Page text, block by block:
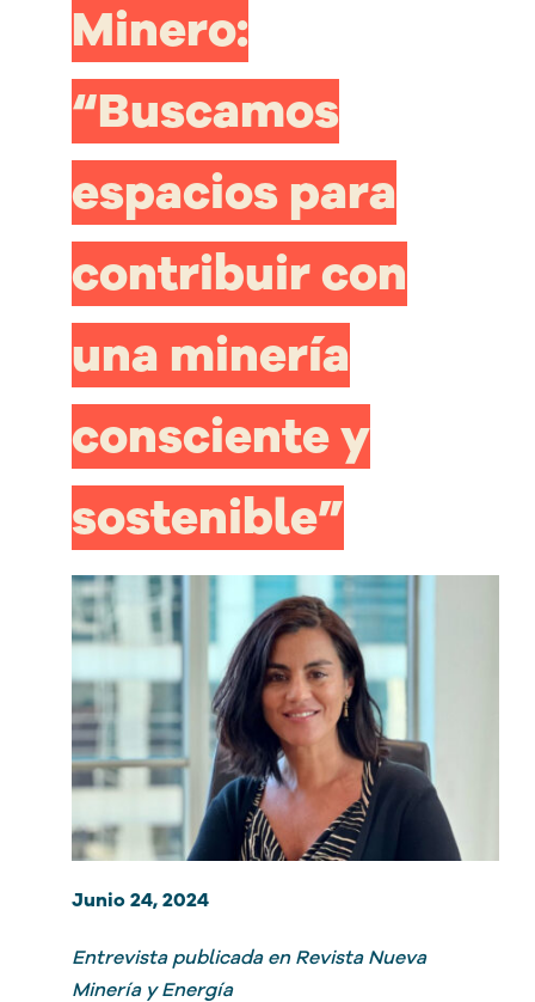
Minero:
“Buscamos
espacios para
contribuir con
una minería
consciente y
sostenible”
Junio 24, 2024
Entrevista publicada en Revista Nueva
Minería y Energía